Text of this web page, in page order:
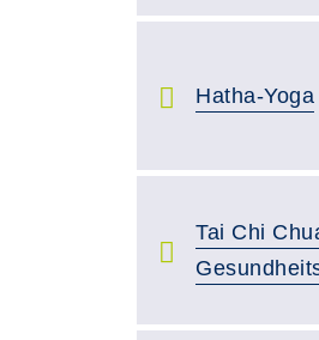
Hatha-Yoga
Tai Chi